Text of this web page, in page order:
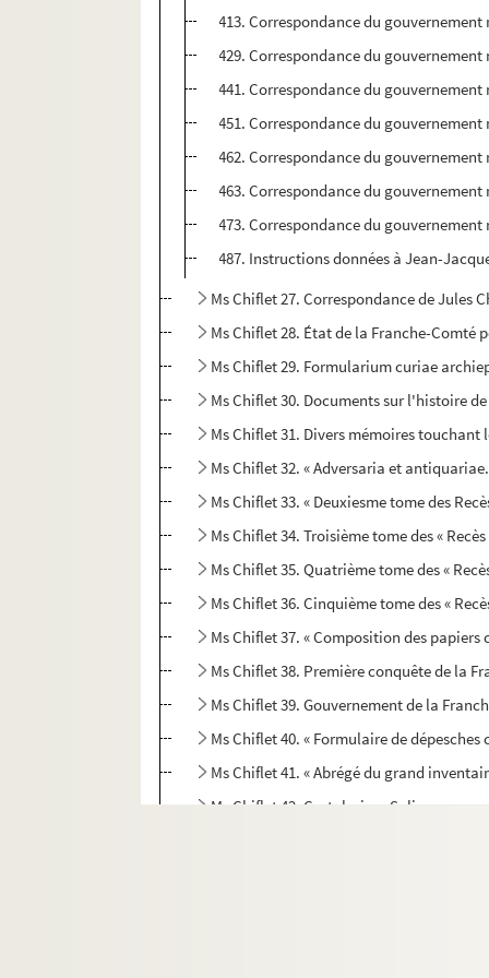
413. Correspondance du
429. Correspondance du
441. Correspondance du
451. Correspondance du
462. Correspondance du
463. Correspondance du
473. Correspondance du
487. Instructions données à Jean-
Ms Chiflet 27. Correspondance de Jules
Ms Chiflet 28. État de la Franche-Comté
Ms Chiflet 29. Formularium curiae
Ms Chiflet 30. Documents sur l'histoire
Ms Chiflet 31. Divers mémoires touchant
Ms Chiflet 32. « Adversaria et
Ms Chiflet 33. « Deuxiesme tome des
Ms Chiflet 34. Troisième tome des «
Ms Chiflet 35. Quatrième tome des «
Ms Chiflet 36. Cinquième tome des «
Ms Chiflet 37. « Composition des
Ms Chiflet 38. Première conquête de la
Ms Chiflet 39. Gouvernement de la
Ms Chiflet 40. « Formulaire de
Ms Chiflet 41. « Abrégé du grand
Ms Chiflet 42. Cartularium Salinense